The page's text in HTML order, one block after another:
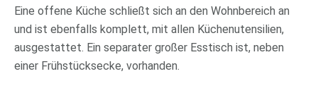
Eine offene Küche schließt sich an den Wohnbereich an
und ist ebenfalls komplett, mit allen Küchenutensilien,
ausgestattet. Ein separater großer Esstisch ist, neben
einer Frühstücksecke, vorhanden.